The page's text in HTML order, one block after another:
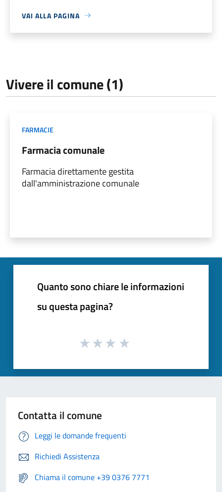
VAI ALLA PAGINA
Vivere il comune (1)
FARMACIE
Farmacia comunale
Farmacia direttamente gestita
dall'amministrazione comunale
Quanto sono chiare le informazioni
su questa pagina?
Contatta il comune
Leggi le domande frequenti
Richiedi Assistenza
Chiama il comune +39 0376 7771